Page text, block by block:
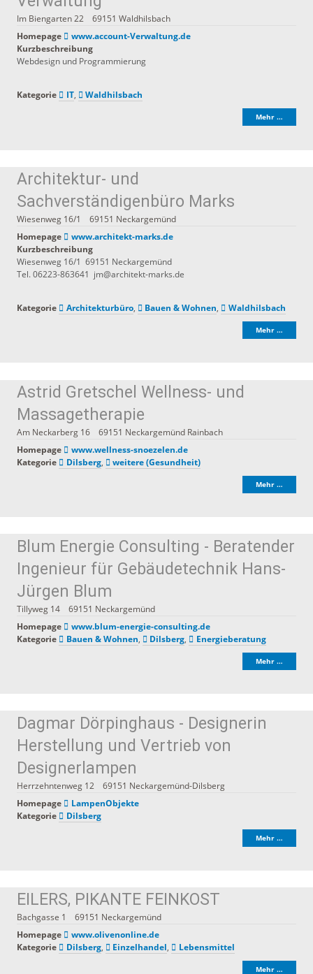
Im Biengarten 22 69151 Waldhilsbach
Homepage
www.account-Verwaltung.de
Kurzbeschreibung
Webdesign und Programmierung
Kategorie IT, Waldhilsbach
Mehr …
Architektur- und
Sachverständigenbüro Marks
Wiesenweg 16/1 69151 Neckargemünd
Homepage
www.architekt-marks.de
Kurzbeschreibung
Wiesenweg 16/1 69151 Neckargemünd
Tel. 06223-863641 jm@architekt-marks.de
Kategorie Architekturbüro, Bauen & Wohnen, Waldhilsbach
Mehr …
Astrid Gretschel Wellness- und
Massagetherapie
Am Neckarberg 16 69151 Neckargemünd Rainbach
Homepage
www.wellness-snoezelen.de
Kategorie
Dilsberg, weitere (Gesundheit)
Mehr …
Blum Energie Consulting - Beratender
Ingenieur für Gebäudetechnik Hans-
Jürgen Blum
Tillyweg 14 69151 Neckargemünd
Homepage
www.blum-energie-consulting.de
Kategorie
Bauen & Wohnen, Dilsberg, Energieberatung
Mehr …
Dagmar Dörpinghaus - Designerin
Herstellung und Vertrieb von
Designerlampen
Herrzehntenweg 12 69151 Neckargemünd-Dilsberg
Homepage
LampenObjekte
Kategorie
Dilsberg
Mehr …
EILERS, PIKANTE FEINKOST
Bachgasse 1 69151 Neckargemünd
Homepage
www.olivenonline.de
Kategorie
Dilsberg, Einzelhandel, Lebensmittel
Mehr …